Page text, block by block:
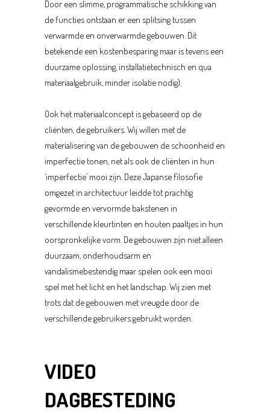
Door een slimme, programmatische schikking van
de functies ontstaan er een splitsing tussen
verwarmde en onverwarmde gebouwen. Dit
betekende een kostenbesparing maar is tevens een
duurzame oplossing, installatietechnisch en qua
materiaalgebruik, minder isolatie nodig).
Ook het materiaalconcept is gebaseerd op de
cliënten, de gebruikers. Wij willen met de
materialisering van de gebouwen de schoonheid en
imperfectie tonen, net als ook de cliënten in hun
‘imperfectie’ mooi zijn. Deze Japanse filosofie
omgezet in architectuur leidde tot prachtig
gevormde en vervormde bakstenen in
verschillende kleurtinten en houten paaltjes in hun
oorspronkelijke vorm. De gebouwen zijn niet alleen
duurzaam, onderhoudsarm en
vandalismebestendig maar spelen ook een mooi
spel met het licht en het landschap. Wij zien met
trots dat de gebouwen met vreugde door de
verschillende gebruikers gebruikt worden.
VIDEO
DAGBESTEDING